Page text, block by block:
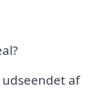
af